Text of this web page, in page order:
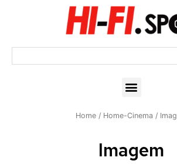
Home/ Home-Cinema /
Imagem